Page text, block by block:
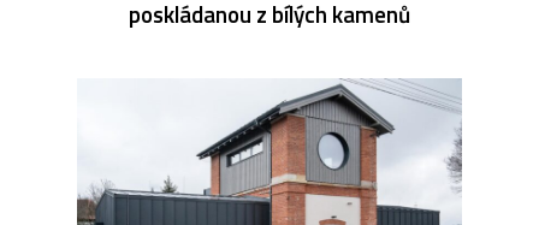
poskládanou z bílých kamenů